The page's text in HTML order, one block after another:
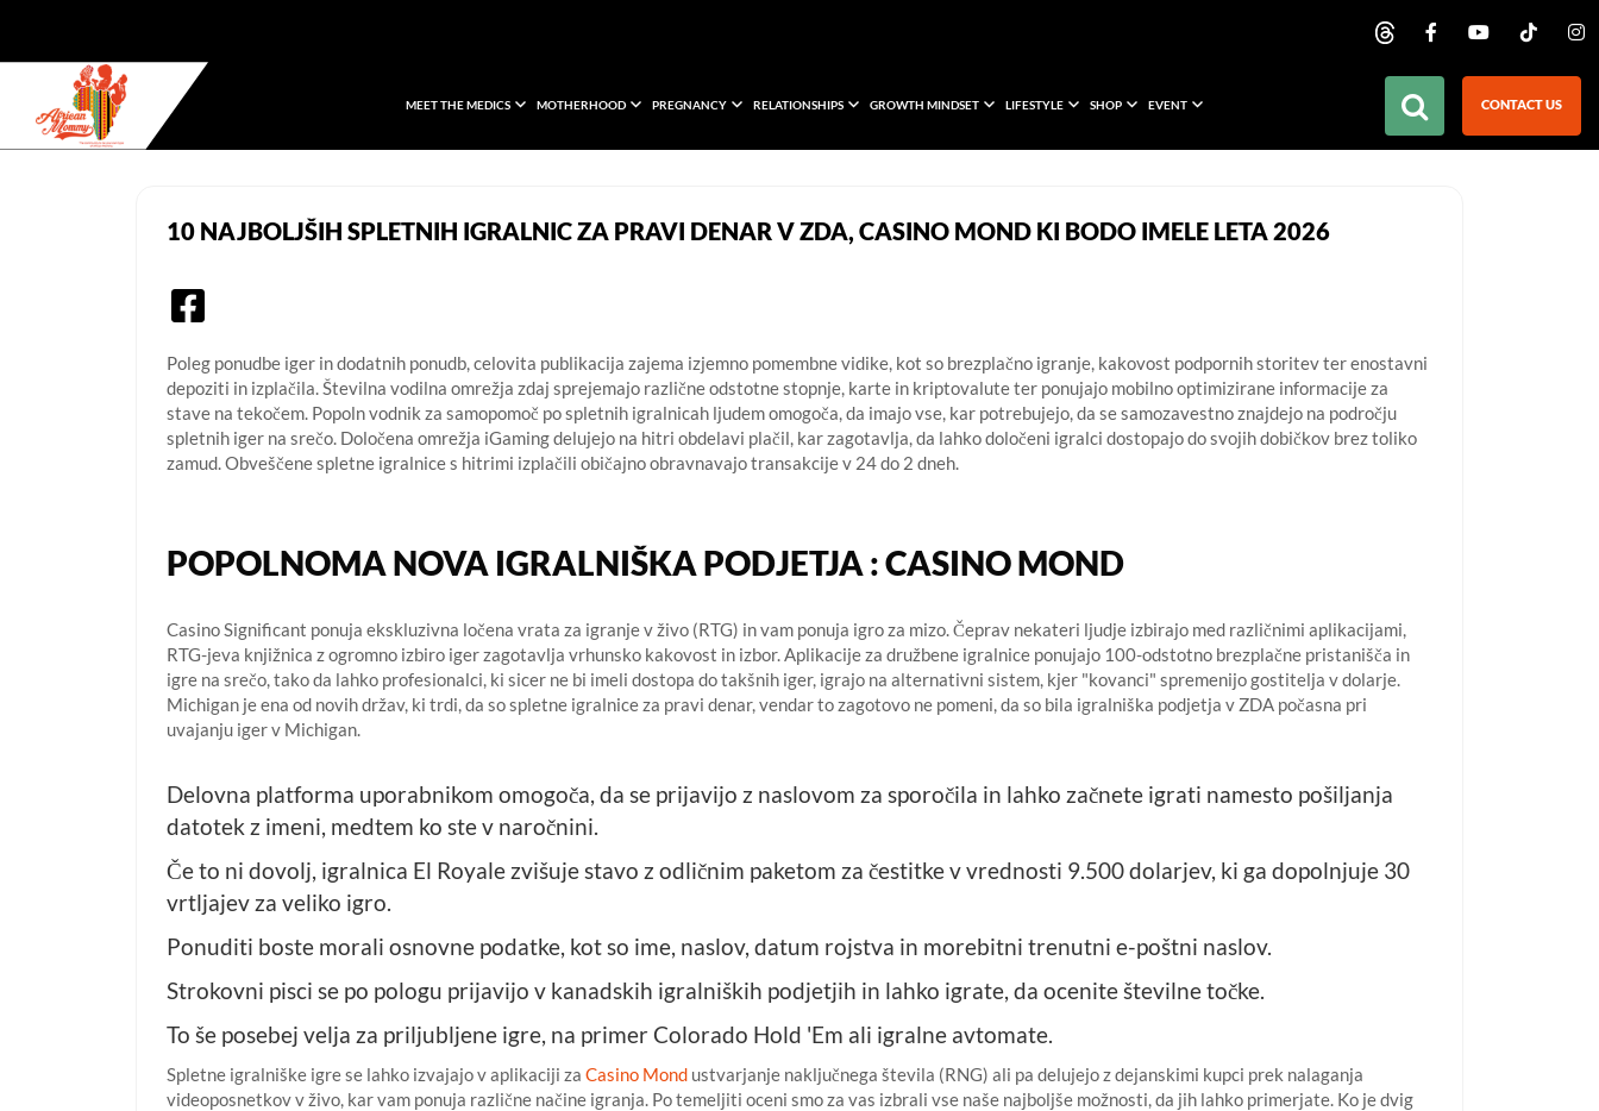
MEET THE MEDICS MOTHERHOOD PREGNANCY RELATIONSHIPS GROWTH MINDSET LIFESTYLE SHOP EVENT CONTACT US
10 NAJBOLJŠIH SPLETNIH IGRALNIC ZA PRAVI DENAR V ZDA, CASINO MOND KI BODO IMELE LETA 2026
Poleg ponudbe iger in dodatnih ponudb, celovita publikacija zajema izjemno pomembne vidike, kot so brezplačno igranje, kakovost podpornih storitev ter enostavni
depoziti in izplačila. Številna vodilna omrežja zdaj sprejemajo različne odstotne stopnje, karte in kriptovalute ter ponujajo mobilno optimizirane informacije za
stave na tekočem. Popoln vodnik za samopomoč po spletnih igralnicah ljudem omogoča, da imajo vse, kar potrebujejo, da se samozavestno znajdejo na področju
spletnih iger na srečo. Določena omrežja iGaming delujejo na hitri obdelavi plačil, kar zagotavlja, da lahko določeni igralci dostopajo do svojih dobičkov brez toliko
zamud. Obveščene spletne igralnice s hitrimi izplačili običajno obravnavajo transakcije v 24 do 2 dneh.
POPOLNOMA NOVA IGRALNIŠKA PODJETJA : CASINO MOND
Casino Significant ponuja ekskluzivna ločena vrata za igranje v živo (RTG) in vam ponuja igro za mizo. Čeprav nekateri ljudje izbirajo med različnimi aplikacijami,
RTG-jeva knjižnica z ogromno izbiro iger zagotavlja vrhunsko kakovost in izbor. Aplikacije za družbene igralnice ponujajo 100-odstotno brezplačne pristanišča in
igre na srečo, tako da lahko profesionalci, ki sicer ne bi imeli dostopa do takšnih iger, igrajo na alternativni sistem, kjer "kovanci" spremenijo gostitelja v dolarje.
Michigan je ena od novih držav, ki trdi, da so spletne igralnice za pravi denar, vendar to zagotovo ne pomeni, da so bila igralniška podjetja v ZDA počasna pri
uvajanju iger v Michigan.
Delovna platforma uporabnikom omogoča, da se prijavijo z naslovom za sporočila in lahko začnete igrati namesto pošiljanja
datotek z imeni, medtem ko ste v naročnini.
Če to ni dovolj, igralnica El Royale zvišuje stavo z odličnim paketom za čestitke v vrednosti 9.500 dolarjev, ki ga dopolnjuje 30
vrtljajev za veliko igro.
Ponuditi boste morali osnovne podatke, kot so ime, naslov, datum rojstva in morebitni trenutni e-poštni naslov.
Strokovni pisci se po pologu prijavijo v kanadskih igralniških podjetjih in lahko igrate, da ocenite številne točke.
To še posebej velja za priljubljene igre, na primer Colorado Hold 'Em ali igralne avtomate.
Spletne igralniške igre se lahko izvajajo v aplikaciji za Casino Mond ustvarjanje naključnega števila (RNG) ali pa delujejo z dejanskimi kupci prek nalaganja
videoposnetkov v živo, kar vam ponuja različne načine igranja. Po temeljiti oceni smo za vas izbrali vse naše najboljše možnosti, da jih lahko primerjate. Ko je dvig